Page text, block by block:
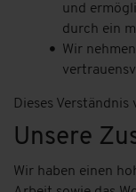
und
durch ein
Wir
Dieses
Unsere
Wir haben einen